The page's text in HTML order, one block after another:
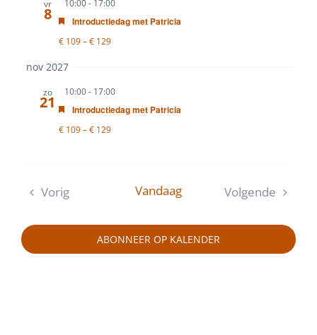
vr
8
10:00- 17:00
Uitgelicht
Introductiedag met Patricia
€ 109 – € 129
nov 2027
zo
21
10:00- 17:00
Uitgelicht
Introductiedag met Patricia
€ 109 – € 129
Vorig
Vandaag
Volgende
ABONNEER OP KALENDER